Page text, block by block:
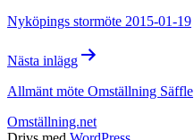
Nyköpings stormöte 2015-01-19
Nästa inlägg
Allmänt möte Omställning Säffle
Omställning.net